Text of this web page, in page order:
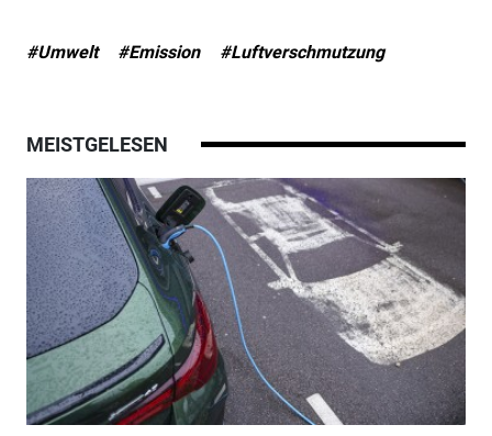
#Umwelt #Emission #Luftverschmutzung
MEISTGELESEN